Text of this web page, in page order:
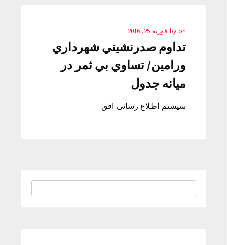
by on فوریه 25, 2016
تداوم صدرنشيني شهرداري
ورامين/ تساوي بي ثمر در
ميانه جدول
سیستم اطلاع رسانی افق